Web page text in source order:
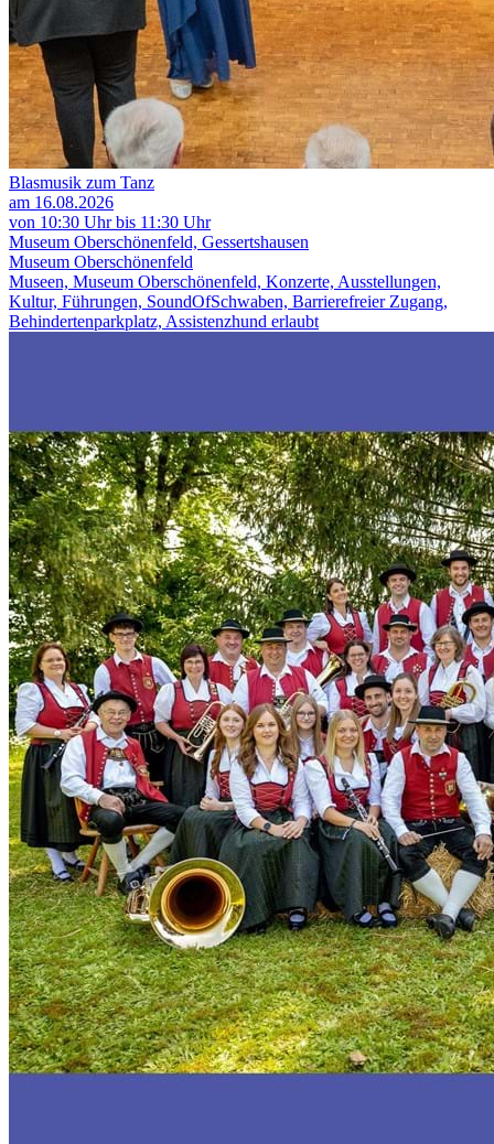
Blasmusik zum Tanz
am 16.08.2026
von 10:30 Uhr bis 11:30 Uhr
Museum Oberschönenfeld, Gessertshausen
Museum Oberschönenfeld
Museen, Museum Oberschönenfeld, Konzerte, Ausstellungen,
Kultur, Führungen, SoundOfSchwaben, Barrierefreier Zugang,
Behindertenparkplatz, Assistenzhund erlaubt